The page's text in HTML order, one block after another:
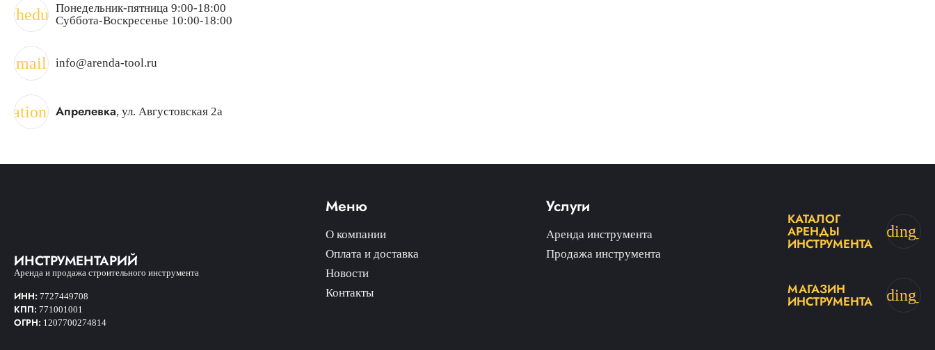
scheduleПонедельник-пятница 9:00-18:00
Суббота-Воскресенье 10:00-18:00
mail info@arenda-tool.ru
Апрелевка, ул. Августовская 2а
ИНСТРУМЕНТАРИЙ
Аренда и продажа строительного инструмента
ИНН: 7727449708
КПП: 771001001
ОГРН: 1207700274814
Меню
О компании
Оплата и доставка
Новости
Контакты
Услуги
Аренда инструмента
Продажа инструмента
КАТАЛОГ
АРЕНДЫ
ИНСТРУМЕНТА
МАГАЗИН
ИНСТРУМЕНТА